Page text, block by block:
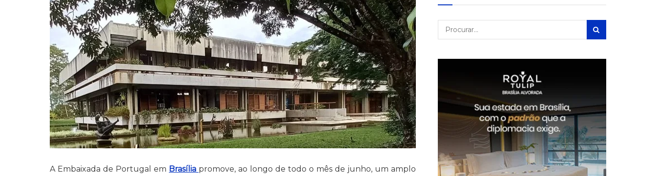
A Embaixada de Portugal em Brasília promove, ao longo de todo o mês de junho, um amplo